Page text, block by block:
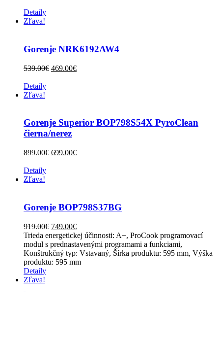
Detaily
Zľava!
Gorenje NRK6192AW4
539.00€ 469.00€
Detaily
Zľava!
Gorenje Superior BOP798S54X PyroClean
čierna/nerez
899.00€ 699.00€
Detaily
Zľava!
Gorenje BOP798S37BG
919.00€ 749.00€
Trieda energetickej účinnosti: A+, ProCook programovací
modul s prednastavenými programami a funkciami,
Konštrukčný typ: Vstavaný, Šírka produktu: 595 mm, Výška
produktu: 595 mm
Detaily
Zľava!